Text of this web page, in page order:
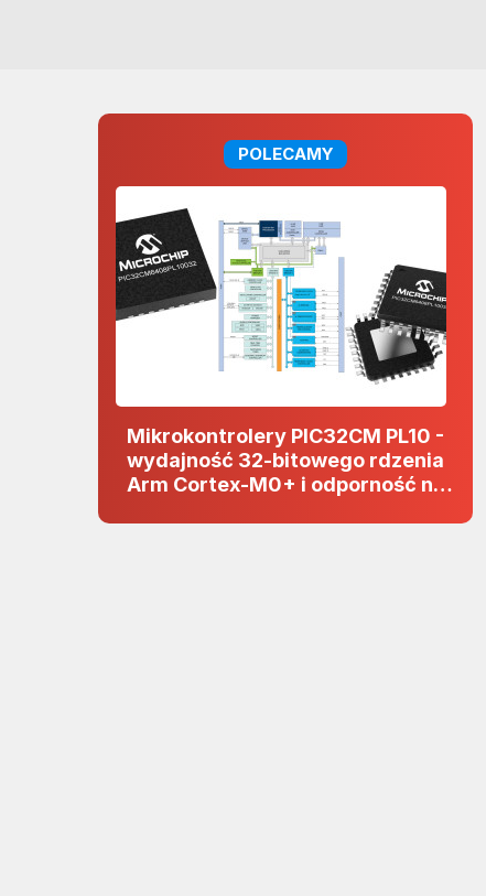
POLECAMY
Mikrokontrolery PIC32CM PL10 -
wydajność 32-bitowego rdzenia
Arm Cortex-M0+ i odporność na